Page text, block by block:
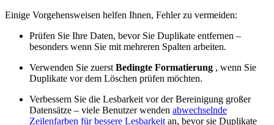
Einige Vorgehensweisen helfen Ihnen, Fehler zu vermeiden:
Prüfen Sie Ihre Daten, bevor Sie Duplikate entfernen –
besonders wenn Sie mit mehreren Spalten arbeiten.
Verwenden Sie zuerst Bedingte Formatierung , wenn Sie
Duplikate vor dem Löschen prüfen möchten.
Verbessern Sie die Lesbarkeit vor der Bereinigung großer
Datensätze – viele Benutzer wenden abwechselnde
Zeilenfarben für bessere Lesbarkeit an, bevor sie Duplikate